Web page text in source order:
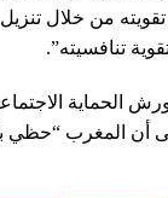
من خلال
تنافسيته”.
الحماية
أن المغرب “حظي